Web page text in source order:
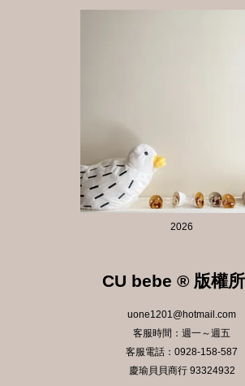
2026
CU bebe ® 版權
uone1201@hotmail.com
客服時間：週一～週五
客服電話：0928-158-587
慶瑜貝貝商行 93324932